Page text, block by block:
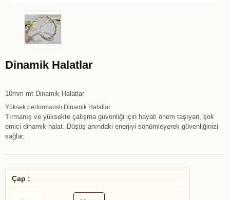
Dinamik Halatlar
10mm mt Dinamik Halatlar
Yüksek performanslı Dinamik Halatlar.
Tırmanış ve yüksekte çalışma güvenliği için hayati önem taşıyan, şok
emici dinamik halat. Düşüş anındaki enerjiyi sönümleyerek güvenliğinizi
sağlar.
Çap :